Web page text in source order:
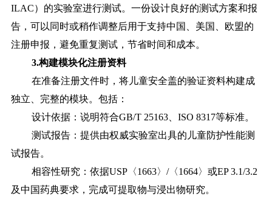
ILAC）的实验室进行测试。一份设计良好的测试方案和报
告，可以同时或稍作调整后用于支持中国、美国、欧盟的
注册申报，避免重复测试，节省时间和成本。
3.构建模块化注册资料
在准备注册文件时，将儿童安全盖的验证资料构建成
独立、完整的模块。包括：
设计依据：说明符合GB/T 25163、ISO 8317等标准。
测试报告：提供由权威实验室出具的儿童防护性能测
试报告。
相容性研究：依据USP〈1663〉/〈1664〉或EP 3.1/3.2
及中国药典要求，完成可提取物与浸出物研究。